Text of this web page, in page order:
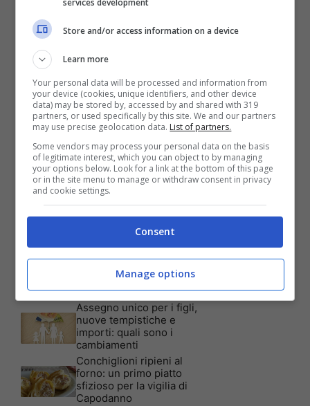
Articoli recenti
Assicurazione auto: ecco le
garanzie accessorie più
richieste dagli italiani
Test Visivo: Quanti Cani
vedi nella foto? Hai 30
secondi per essere un
genio!
Batterie al sale marino: 4
volte la capacità di quelle al
litio
è imperdibile: a quali utenti
è rivolta
Assegno unico per i figli,
nuove tempistiche e
importi: quali sono i
cambiamenti
Conchiglioni ripieni al
forno: un primo piatto
sfizioso per la vigilia di
Capodanno
services development
Store and/or access information on a device
Learn more
Your personal data will be processed and information from
your device (cookies, unique identifiers, and other device
data) may be stored by, accessed by and shared with 319
partners, or used specifically by this site. We and our partners
may use precise geolocation data. List of partners.
Some vendors may process your personal data on the basis
of legitimate interest, which you can object to by managing
your options below. Look for a link at the bottom of this page
or in the site menu to manage or withdraw consent in privacy
and cookie settings.
Consent
Manage options